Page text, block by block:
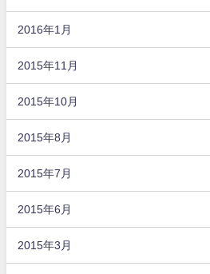
2016年1月
2015年11月
2015年10月
2015年8月
2015年7月
2015年6月
2015年3月